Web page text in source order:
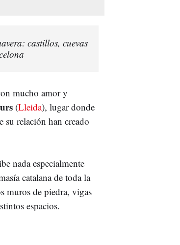
castillos, cuevas
mucho amor y
(Lleida), lugar donde
su relación han creado
nada especialmente
catalana de toda la
muros de piedra, vigas
espacios.